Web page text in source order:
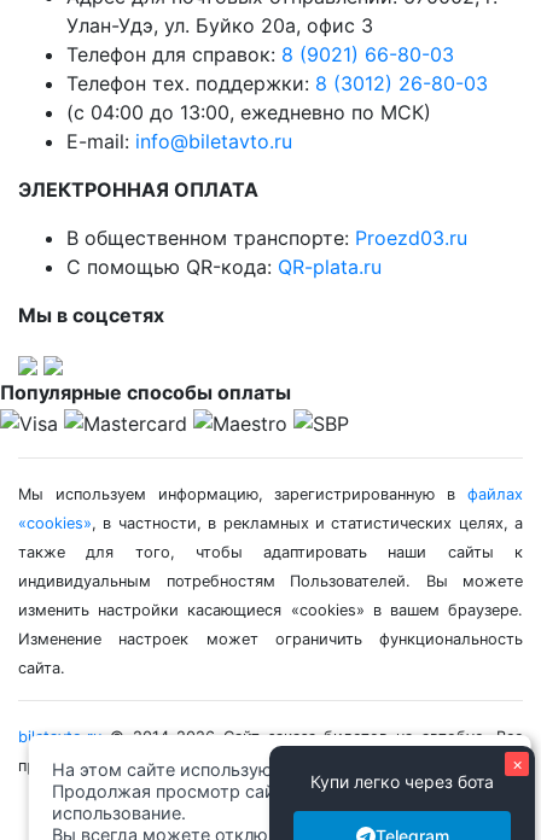
На этом сайте используются файлы cookie.
Продолжая просмотр сайта, вы разрешаете их
использование.
Вы всегда можете отключить файлы cookie в
Улан-Удэ, ул. Буйко 20а, офис 3
Телефон для справок: 8 (9021) 66-80-03
Телефон тех. поддержки: 8 (3012) 26-80-03
(с 04:00 до 13:00, ежедневно по МСК)
E-mail: info@biletavto.ru
ЭЛЕКТРОННАЯ ОПЛАТА
В общественном транспорте: Proezd03.ru
С помощью QR-кода: QR-plata.ru
Мы в соцсетях
Популярные способы оплаты
Мы используем информацию, зарегистрированную в файлах
«cookies», в частности, в рекламных и статистических целях, а
также для того, чтобы адаптировать наши сайты к
индивидуальным потребностям Пользователей. Вы можете
изменить настройки касающиеся «cookies» в вашем браузере.
Изменение настроек может ограничить функциональность
сайта.
biletavto.ru © 2014-2026 Сайт заказа билетов на автобус. Все
права защищены.
×
Купи легко через бота
Telegram